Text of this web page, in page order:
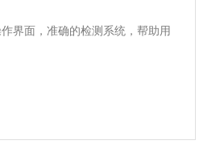
界面，准确的检测系统，帮助用